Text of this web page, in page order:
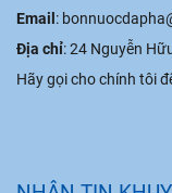
Email :
Địa chỉ: 24 Nguyễn
Hãy gọi cho chính tôi